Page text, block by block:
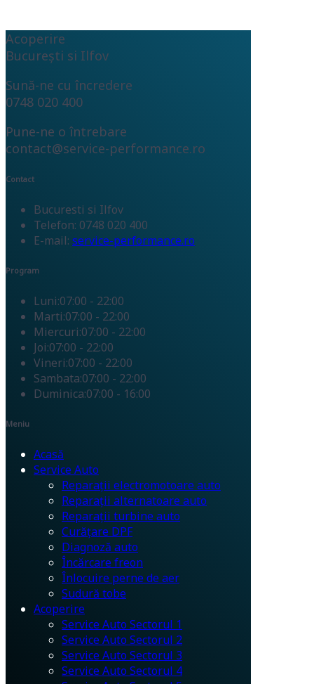
Acoperire
București si Ilfov
Sună-ne cu încredere
0748 020 400
Pune-ne o întrebare
contact@service-performance.ro
Contact
Bucuresti si Ilfov
Telefon: 0748 020 400
E-mail: service-performance.ro
Program
Luni:07:00 - 22:00
Marti:07:00 - 22:00
Miercuri:07:00 - 22:00
Joi:07:00 - 22:00
Vineri:07:00 - 22:00
Sambata:07:00 - 22:00
Duminica:07:00 - 16:00
Meniu
Acasă
Service Auto
Reparații electromotoare auto
Reparații alternatoare auto
Reparații turbine auto
Curățare DPF
Diagnoză auto
Încărcare freon
Înlocuire perne de aer
Sudură tobe
Acoperire
Service Auto Sectorul 1
Service Auto Sectorul 2
Service Auto Sectorul 3
Service Auto Sectorul 4